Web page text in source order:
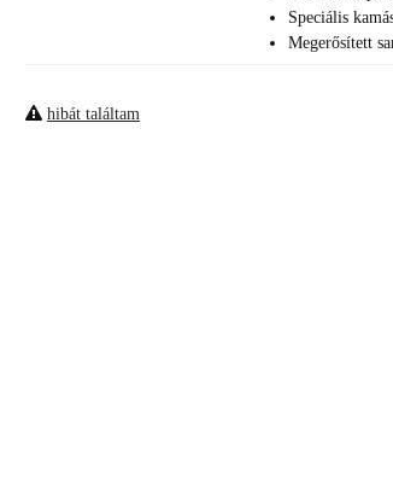
Speciális
Megerősített
hibát találtam